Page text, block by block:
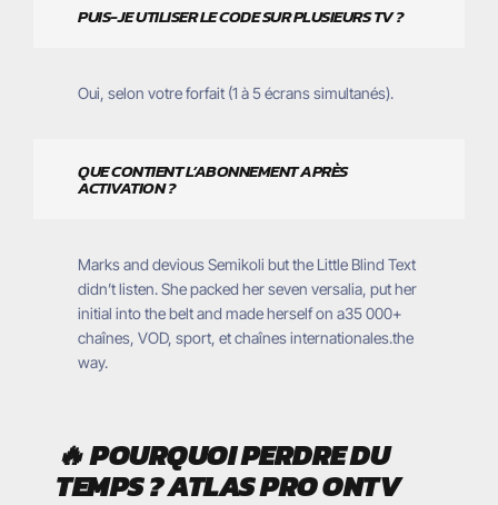
PUIS-JE UTILISER LE CODE SUR PLUSIEURS TV ?
Oui, selon votre forfait (1 à 5 écrans simultanés).
QUE CONTIENT L’ABONNEMENT APRÈS
ACTIVATION ?
Marks and devious Semikoli but the Little Blind Text
didn’t listen. She packed her seven versalia, put her
initial into the belt and made herself on a35 000+
chaînes, VOD, sport, et chaînes internationales.the
way.
🔥POURQUOI PERDRE DU
TEMPS ? ATLAS PRO ONTV